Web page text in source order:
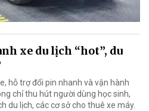
xe du lịch “hot”, du
hỗ trợ đổi pin nhanh và vận hành
chỉ thu hút người dùng học sinh,
du lịch, các cơ sở cho thuê xe máy.